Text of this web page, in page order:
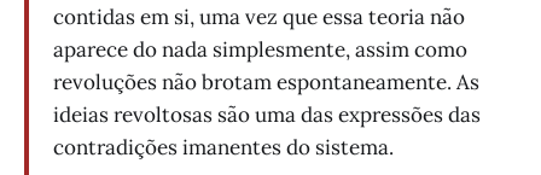
contidas em si, uma vez que essa teoria não
aparece do nada simplesmente, assim como
revoluções não brotam espontaneamente. As
ideias revoltosas são uma das expressões das
contradições imanentes do sistema.